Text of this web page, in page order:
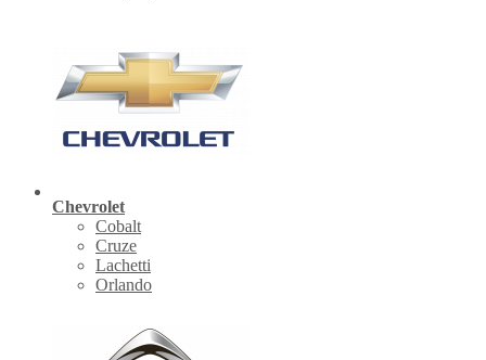
Chevrolet
Cobalt
Cruze
Lachetti
Orlando